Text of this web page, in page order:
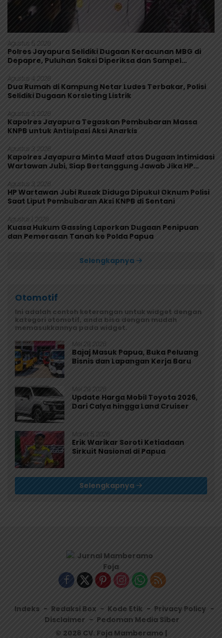
Agustus 5, 2026
Polres Jayapura Selidiki Dugaan Keracunan MBG di
Depapre, Puluhan Saksi Diperiksa dan Sampel
Agustus 4, 2026
Dua Rumah di Kampung Netar Ludes Terbakar, Polisi
Selidiki Dugaan Korsleting Listrik
Agustus 3, 2026
Kapolres Jayapura Tegaskan Pembubaran Massa
KNPB untuk Antisipasi Aksi Anarkis
Agustus 3, 2026
Kapolres Jayapura Minta Maaf atas Dugaan Intimidasi
Wartawan Jubi, Siap Bertanggung Jawab Jika HP
Agustus 3, 2026
HP Wartawan Jubi Rusak Diduga Dipukul Oknum Polisi
Saat Liput Pembubaran Aksi KNPB di Sentani
Agustus 1, 2026
Kuasa Hukum Gassing Laporkan Dugaan Penipuan
dan Pemerasan Tanah ke Polda Papua
Selengkapnya
Otomotif
Ini adalah contoh keterangan untuk widget dengan
kategori otomotif, anda bisa dengan mudah
memasukkannya pada widget.
Mei 29, 2026
Bajaj Masuk Papua, Buka Peluang
Bisnis dan Lapangan Kerja Baru
Mei 29, 2026
Update Harga Mobil Toyota 2026,
Dari Calya hingga Land Cruiser
Maret 5, 2026
Erik Warikar Soroti Ketiadaan
Sirkuit Nasional di Papua
Selengkapnya
Indeks Redaksi Box Kode Etik
Privacy Policy
Disclaimer
Pedoman Media Siber
© 2026 CV. Foja Mamberamo |